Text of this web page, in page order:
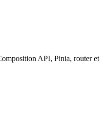
API, Pinia, router et